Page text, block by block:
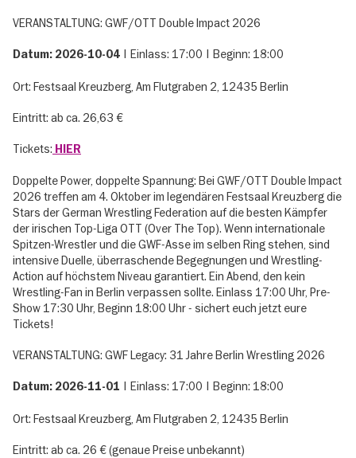
VERANSTALTUNG: GWF/OTT Double Impact 2026
Datum: 2026-10-04 | Einlass: 17:00 | Beginn: 18:00
Ort: Festsaal Kreuzberg, Am Flutgraben 2, 12435 Berlin
Eintritt: ab ca. 26,63 €
Tickets: HIER
Doppelte Power, doppelte Spannung: Bei GWF/OTT Double Impact
2026 treffen am 4. Oktober im legendären Festsaal Kreuzberg die
Stars der German Wrestling Federation auf die besten Kämpfer
der irischen Top-Liga OTT (Over The Top). Wenn internationale
Spitzen-Wrestler und die GWF-Asse im selben Ring stehen, sind
intensive Duelle, überraschende Begegnungen und Wrestling-
Action auf höchstem Niveau garantiert. Ein Abend, den kein
Wrestling-Fan in Berlin verpassen sollte. Einlass 17:00 Uhr, Pre-
Show 17:30 Uhr, Beginn 18:00 Uhr - sichert euch jetzt eure
Tickets!
VERANSTALTUNG: GWF Legacy: 31 Jahre Berlin Wrestling 2026
Datum: 2026-11-01 | Einlass: 17:00 | Beginn: 18:00
Ort: Festsaal Kreuzberg, Am Flutgraben 2, 12435 Berlin
Eintritt: ab ca. 26 € (genaue Preise unbekannt)